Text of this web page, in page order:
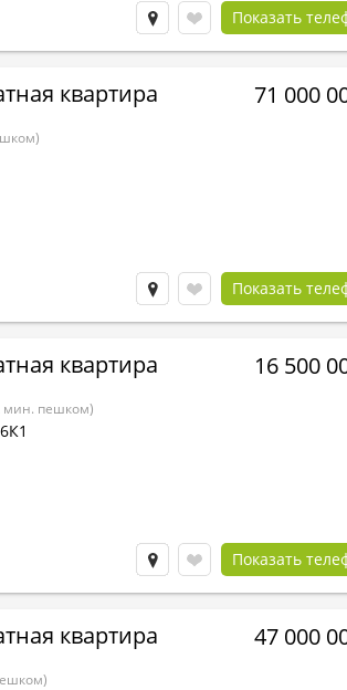
Показать
квартира 71 000
Показать
квартира
мин. пешком)
6К1
16 500
Показать
квартира 47 000